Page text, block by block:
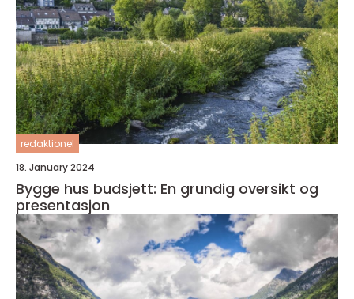
redaktionel
18. January 2024
Bygge hus budsjett: En grundig oversikt og
presentasjon